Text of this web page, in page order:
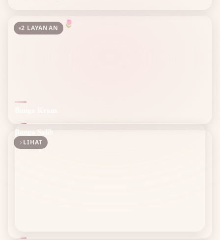
🌷
2 LAYANAN
LIHAT
Bunga Salib